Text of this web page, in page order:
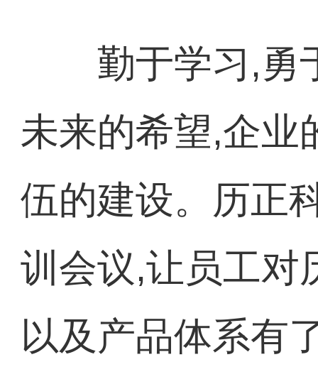
勤于学习,勇
未来的希望,企业
伍的建设。历正
训会议,让员工对
以及产品体系有